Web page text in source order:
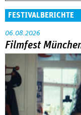
FESTIVALBERICHTE
06.08.2026
Filmfest